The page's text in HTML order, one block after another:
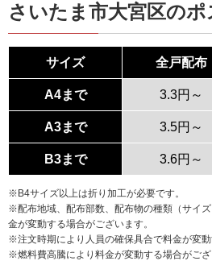
さいたま市大宮区の
サイズ 全戸配布
A4まで 3.3円～
A3まで 3.5円～
B3まで 3.6円～
※B4サイズ以上は折り加工が必要です。
※配布地域、配布部数、配布物の種類（サイ
金が変動する場合がございます。
※注文時期により人員の確保具合で料金が変動
※燃料費高騰により料金が変動する場合がござ